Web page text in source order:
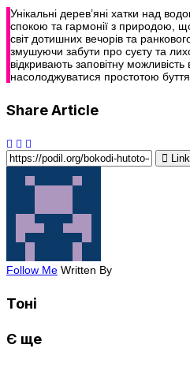
Унікальні дерев’яні хатки над
спокою та гармонії з природою,
світ дотишних вечорів та
змушуючи забути про суєту та
відкривають заповітну можливість
насолоджуватися простотою
Share Article
Follow Me Written By
Тоні
Є ще